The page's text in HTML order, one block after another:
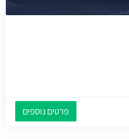
פרטים נוספים